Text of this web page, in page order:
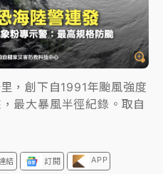
，創下自1991年颱風強度
最大暴風半徑紀錄。取自
結 訂閱 APP